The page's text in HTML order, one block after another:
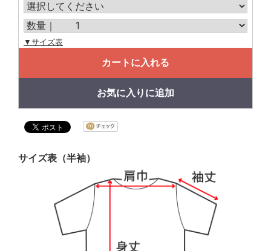
▼サイズ表
カートに入れる
お気に入りに追加
サイズ表（半袖）